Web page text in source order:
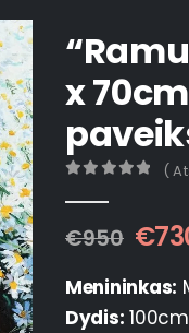
x
(
€950 €
Menininkas:
Dydis: